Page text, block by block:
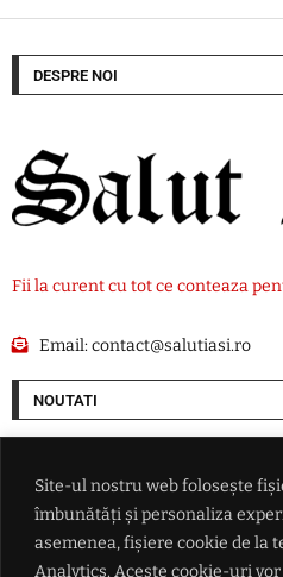
Site-ul nostru web folosește
îmbunătăți și personaliza
asemenea, fișiere cookie de la
Analytics. Aceste cookie-uri
DESPRE NOI
Fii la curent cu tot ce conteaza
Email:contact@salutiasi.ro
NOUTATI
pentru o mină de scandiu din Australia
Ucraina lovește două rafinării din